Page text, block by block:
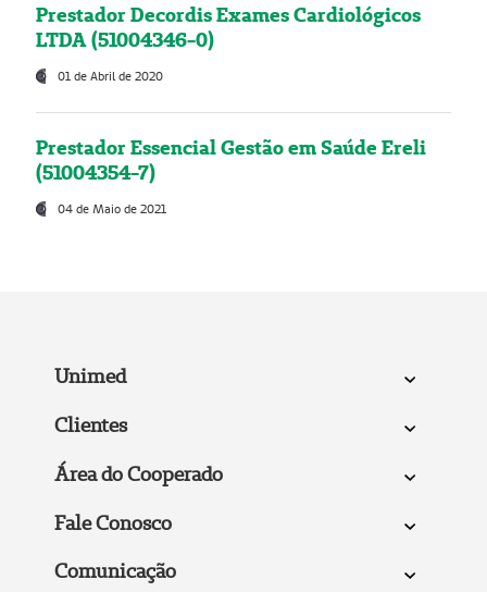
Prestador Decordis Exames Cardiológicos
LTDA (51004346-0)
01 de Abril de 2020
Prestador Essencial Gestão em Saúde Ereli
(51004354-7)
04 de Maio de 2021
Unimed
Clientes
Área do Cooperado
Fale Conosco
Comunicação